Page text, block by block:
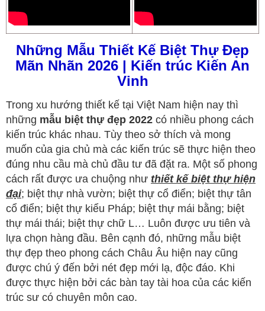
Những Mẫu Thiết Kế Biệt Thự Đẹp
Mãn Nhãn 2026 | Kiến trúc Kiến An
Vinh
Trong xu hướng thiết kế tại Việt Nam hiện nay thì
những mẫu biệt thự đẹp 2022 có nhiều phong cách
kiến trúc khác nhau. Tùy theo sở thích và mong
muốn của gia chủ mà các kiến trúc sẽ thực hiện theo
đúng nhu cầu mà chủ đầu tư đã đặt ra. Một số phong
cách rất được ưa chuộng như thiết kế biệt thự hiện
đại; biệt thự nhà vườn; biệt thự cổ điển; biệt thự tân
cổ điển; biệt thự kiểu Pháp; biệt thự mái bằng; biệt
thự mái thái; biệt thự chữ L… Luôn được ưu tiên và
lựa chọn hàng đầu. Bên cạnh đó, những mẫu biệt
thự đẹp theo phong cách Châu Âu hiện nay cũng
được chú ý đến bởi nét đẹp mới lạ, độc đáo. Khi
được thực hiện bởi các bàn tay tài hoa của các kiến
trúc sư có chuyên môn cao.